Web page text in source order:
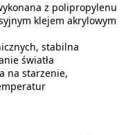
z polipropylenu
klejem akrylowym
stabilna
światła
na starzenie,